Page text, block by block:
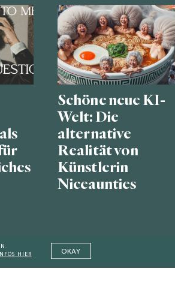
Schöne neue KI-
Welt: Die
alternative
Realität von
Künstlerin
Niceaunties
HIER OKAY